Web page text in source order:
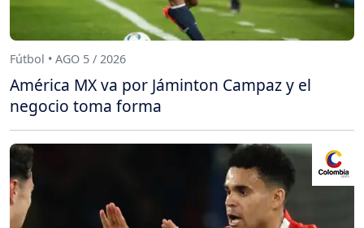
Fútbol • AGO 5 / 2026
América MX va por Jáminton Campaz y el
negocio toma forma